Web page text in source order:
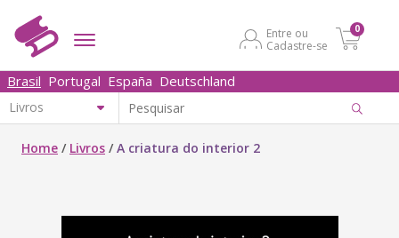
Entre ou
Cadastre-se
0
Brasil Portugal España Deutschland
Home / Livros /A criatura do interior 2